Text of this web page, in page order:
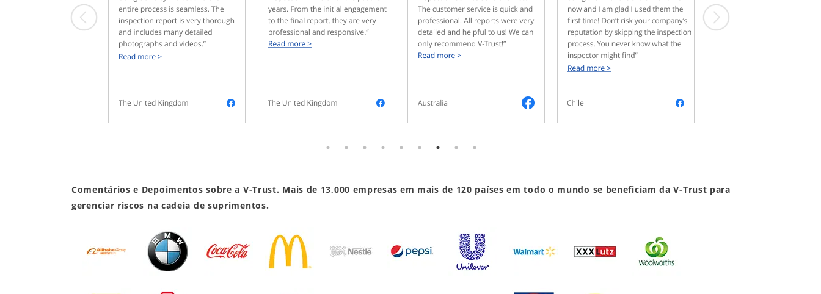
Comentários e Depoimentos sobre a V-Trust. Mais de 13,000 empresas em mais de 120 países em todo o mundo se beneficiam da V-Trust para
gerenciar riscos na cadeia de suprimentos.